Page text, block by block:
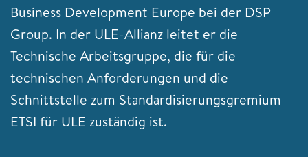
Business Development Europe bei der DSP
Group. In der ULE-Allianz leitet er die
Technische Arbeitsgruppe, die für die
technischen Anforderungen und die
Schnittstelle zum Standardisierungsgremium
ETSI für ULE zuständig ist.